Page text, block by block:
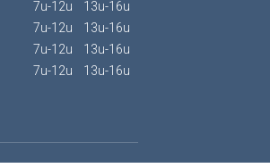
7u-12u 13u-16u
7u-12u 13u-16u
7u-12u 13u-16u
7u-12u 13u-16u